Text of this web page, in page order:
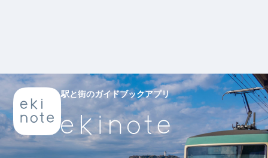
駅と街のガイドブックアプリ